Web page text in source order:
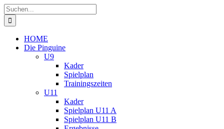
Zum
Inhalt
springen
Suche
nach:
HOME
Die Pinguine
U9
Kader
Spielplan
Trainingszeiten
U11
Kader
Spielplan U11 A
Spielplan U11 B